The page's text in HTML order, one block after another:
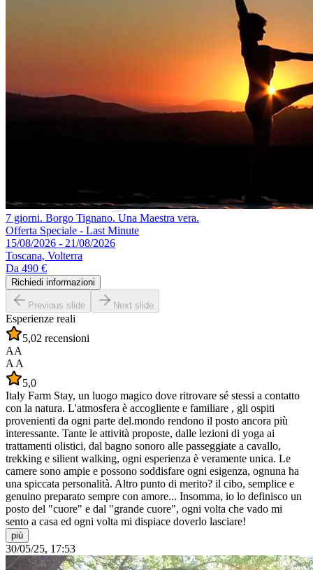
7 giorni. Borgo Tignano. Una Maestra vera.
Offerta Speciale - Last Minute
15/08/2026 - 21/08/2026
Toscana, Volterra
Da 490 €
Richiedi informazioni
Previous slide Next slide
Esperienze reali
5,02 recensioni
AA
A A
5,0
Italy Farm Stay, un luogo magico dove ritrovare sé stessi a contatto
con la natura. L'atmosfera è accogliente e familiare , gli ospiti
provenienti da ogni parte del.mondo rendono il posto ancora più
interessante. Tante le attività proposte, dalle lezioni di yoga ai
trattamenti olistici, dal bagno sonoro alle passeggiate a cavallo,
trekking e silient walking, ogni esperienza è veramente unica. Le
camere sono ampie e possono soddisfare ogni esigenza, ognuna ha
una spiccata personalità. Altro punto di merito? il cibo, semplice e
genuino preparato sempre con amore... Insomma, io lo definisco un
posto del "cuore" e dal "grande cuore", ogni volta che vado mi
sento a casa ed ogni volta mi dispiace doverlo lasciare!
più
30/05/25, 17:53